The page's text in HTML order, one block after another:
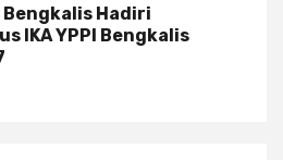
Bengkalis Hadiri
IKA YPPI Bengkalis